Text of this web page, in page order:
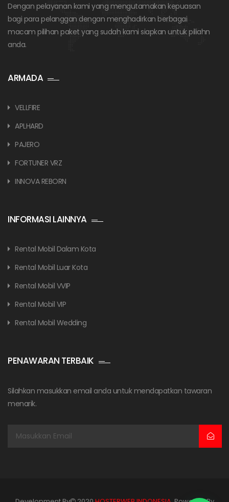
Dengan pelayanan kami yang mengutamakan kepuasan
bagi para pelanggan dengan menghadirkan berbagai
macam pilihan paket yang sudah kami siapkan untuk piliahn
anda.
ARMADA
VELLFIRE
APLHARD
PAJERO
FORTUNER VRZ
INNOVA REBORN
INFORMASI LAINNYA
Rental Mobil Dalam Kota
Rental Mobil Luar Kota
Rental Mobil VVIP
Rental Mobil VIP
Rental Mobil Wedding
PENAWARAN TERBAIK
Silahkan masukkan email anda untuk mendapatkan tawaran
menarik.